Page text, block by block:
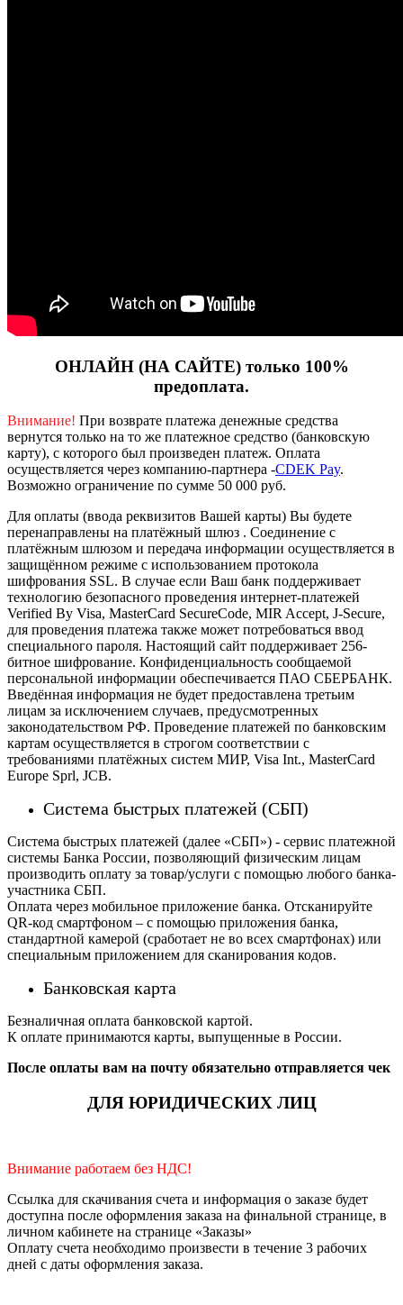
ОНЛАЙН (НА САЙТЕ) только 100%
предоплата.
Внимание! При возврате платежа денежные средства
вернутся только на то же платежное средство (банковскую
карту), с которого был произведен платеж. Оплата
осуществляется через компанию-партнера -CDEK Pay.
Возможно ограничение по сумме 50 000 руб.
Для оплаты (ввода реквизитов Вашей карты) Вы будете
перенаправлены на платёжный шлюз . Соединение с
платёжным шлюзом и передача информации осуществляется в
защищённом режиме с использованием протокола
шифрования SSL. В случае если Ваш банк поддерживает
технологию безопасного проведения интернет-платежей
Verified By Visa, MasterCard SecureCode, MIR Accept, J-Secure,
для проведения платежа также может потребоваться ввод
специального пароля. Настоящий сайт поддерживает 256-
битное шифрование. Конфиденциальность сообщаемой
персональной информации обеспечивается ПАО СБЕРБАНК.
Введённая информация не будет предоставлена третьим
лицам за исключением случаев, предусмотренных
законодательством РФ. Проведение платежей по банковским
картам осуществляется в строгом соответствии с
требованиями платёжных систем МИР, Visa Int., MasterCard
Europe Sprl, JCB.
Система быстрых платежей (СБП)
Система быстрых платежей (далее «СБП») - сервис платежной
системы Банка России, позволяющий физическим лицам
производить оплату за товар/услуги с помощью любого банка-
участника СБП.
Оплата через мобильное приложение банка. Отсканируйте
QR-код смартфоном – с помощью приложения банка,
стандартной камерой (сработает не во всех смартфонах) или
специальным приложением для сканирования кодов.
Банковская карта
Безналичная оплата банковской картой.
К оплате принимаются карты, выпущенные в России.
После оплаты вам на почту обязательно отправляется чек
ДЛЯ ЮРИДИЧЕСКИХ ЛИЦ
Внимание работаем без НДС!
Ссылка для скачивания счета и информация о заказе будет
доступна после оформления заказа на финальной странице, в
личном кабинете на странице «Заказы»
Оплату счета необходимо произвести в течение 3 рабочих
дней с даты оформления заказа.